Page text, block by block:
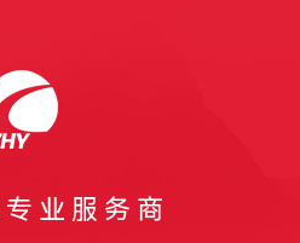
业服务商